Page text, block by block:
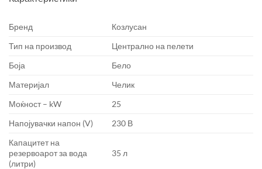
Бренд
Козлусан
Тип на производ
Централно на пелети
Боја
Бело
Материјал
Челик
Моќност – kW
25
Напојувачки напон (V)
230 В
Капацитет на
резервоарот за вода
(литри)
35 л